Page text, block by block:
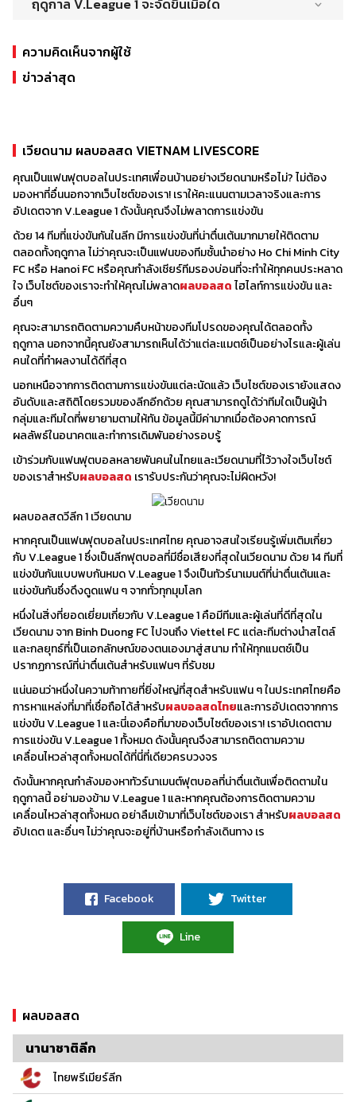
ยัง V.League 2 ในขณะที่ทีมอันดับสูงสุดใน V.League 2 จะได้รับ
สองใน V.League 2 เพื่อตัดสินว่าทีมใดจะได้เล่นใน V.League 1 ใน
ฤดูกาลถัดไป
ฤดูกาล V.League 1 จะจัดขึ้นเมื่อใด
มกราคมถึงปลายเดือนตุลาคมหรือต้นเดือนพฤศจิกายน โดยจะ
หยุดพักสำหรับการแข่งขันทีมชาติในช่วงกลางฤดูกาล
ความคิดเห็นจากผู้ใช้
ข่าวล่าสุด
เวียดนาม ผลบอลสด VIETNAM LIVESCORE
คุณเป็นแฟนฟุตบอลในประเทศเพื่อนบ้านอย่างเวียดนามหรือไม่? ไม่ต้อง
มองหาที่อื่นนอกจากเว็บไซต์ของเรา! เราให้คะแนนตามเวลาจริงและการ
อัปเดตจาก V.League 1 ดังนั้นคุณจึงไม่พลาดการแข่งขัน
ด้วย 14 ทีมที่แข่งขันกันในลีก มีการแข่งขันที่น่าตื่นเต้นมากมายให้ติดตาม
ตลอดทั้งฤดูกาล ไม่ว่าคุณจะเป็นแฟนของทีมชั้นนำอย่าง Ho Chi Minh City
FC หรือ Hanoi FC หรือคุณกำลังเชียร์ทีมรองบ่อนที่จะทำให้ทุกคนประหลาด
ใจ เว็บไซต์ของเราจะทำให้คุณไม่พลาดผลบอลสดไฮไลท์การแข่งขัน และ
อื่นๆ
คุณจะสามารถติดตามความคืบหน้าของทีมโปรดของคุณได้ตลอดทั้ง
ฤดูกาล นอกจากนี้คุณยังสามารถเห็นได้ว่าแต่ละแมตช์เป็นอย่างไรและผู้เล่น
คนใดที่ทำผลงานได้ดีที่สุด
นอกเหนือจากการติดตามการแข่งขันแต่ละนัดแล้ว เว็บไซต์ของเรายังแสดง
อันดับและสถิติโดยรวมของลีกอีกด้วย คุณสามารถดูได้ว่าทีมใดเป็นผู้นำ
กลุ่มและทีมใดที่พยายามตามให้ทัน ข้อมูลนี้มีค่ามากเมื่อต้องคาดการณ์
ผลลัพธ์ในอนาคตและทำการเดิมพันอย่างรอบรู้
เข้าร่วมกับแฟนฟุตบอลหลายพันคนในไทยและเวียดนามที่ไว้วางใจเว็บไซต์
ของเราสำหรับผลบอลสด เรารับประกันว่าคุณจะไม่ผิดหวัง!
ผลบอลสดวีลีก 1 เวียดนาม
หากคุณเป็นแฟนฟุตบอลในประเทศไทย คุณอาจสนใจเรียนรู้เพิ่มเติมเกี่ยว
กับ V.League 1 ซึ่งเป็นลีกฟุตบอลที่มีชื่อเสียงที่สุดในเวียดนาม ด้วย 14 ทีมที่
แข่งขันกันแบบพบกันหมด V.League 1 จึงเป็นทัวร์นาเมนต์ที่น่าตื่นเต้นและ
แข่งขันกันซึ่งดึงดูดแฟน ๆ จากทั่วทุกมุมโลก
หนึ่งในสิ่งที่ยอดเยี่ยมเกี่ยวกับ V.League 1 คือมีทีมและผู้เล่นที่ดีที่สุดใน
เวียดนาม จาก Binh Duong FC ไปจนถึง Viettel FC แต่ละทีมต่างนำสไตล์
และกลยุทธ์ที่เป็นเอกลักษณ์ของตนเองมาสู่สนาม ทำให้ทุกแมตช์เป็น
ปรากฏการณ์ที่น่าตื่นเต้นสำหรับแฟนๆ ที่รับชม
แน่นอนว่าหนึ่งในความท้าทายที่ยิ่งใหญ่ที่สุดสำหรับแฟน ๆ ในประเทศไทยคือ
การหาแหล่งที่มาที่เชื่อถือได้สำหรับผลบอลสดไทยและการอัปเดตจากการ
แข่งขัน V.League 1 และนี่เองคือที่มาของเว็บไซต์ของเรา! เราอัปเดตตาม
การแข่งขัน V.League 1 ทั้งหมด ดังนั้นคุณจึงสามารถติดตามความ
เคลื่อนไหวล่าสุดทั้งหมดได้ที่นี่ที่เดียวครบวงจร
ดังนั้นหากคุณกำลังมองหาทัวร์นาเมนต์ฟุตบอลที่น่าตื่นเต้นเพื่อติดตามใน
ฤดูกาลนี้ อย่ามองข้าม V.League 1 และหากคุณต้องการติดตามความ
เคลื่อนไหวล่าสุดทั้งหมด อย่าลืมเข้ามาที่เว็บไซต์ของเรา สำหรับผลบอลสด
อัปเดต และอื่นๆ ไม่ว่าคุณจะอยู่ที่บ้านหรือกำลังเดินทาง เร
Facebook Twitter
Line
ผลบอลสด
นานาชาติลีก
ไทยพรีเมียร์ลีก